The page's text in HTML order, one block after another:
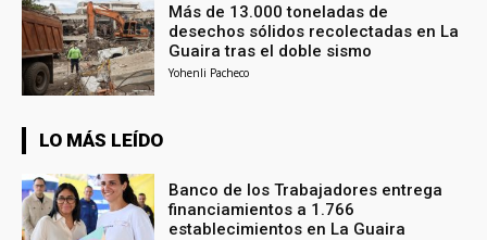
Más de 13.000 toneladas de
desechos sólidos recolectadas en La
Guaira tras el doble sismo
Yohenli Pacheco
LO MÁS LEÍDO
Banco de los Trabajadores entrega
financiamientos a 1.766
establecimientos en La Guaira